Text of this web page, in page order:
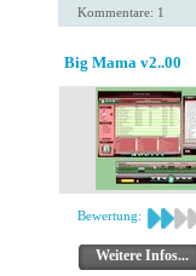
Kommentare: 1
Big Mama v2..00
Bewertung:
Weitere Infos...